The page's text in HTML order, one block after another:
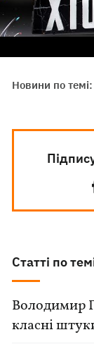
Новини по темі:
Статті по
Володимир
класні